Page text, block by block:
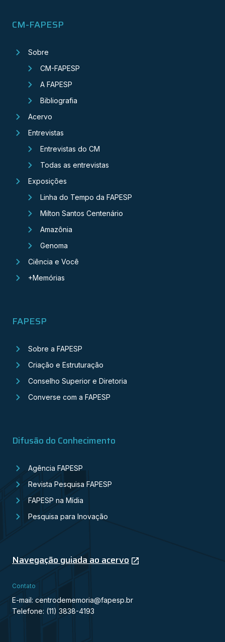
CM-FAPESP
Sobre
CM-FAPESP
A FAPESP
Bibliografia
Acervo
Entrevistas
Entrevistas do CM
Todas as entrevistas
Exposições
Linha do Tempo da FAPESP
Milton Santos Centenário
Amazônia
Genoma
Ciência e Você
+Memórias
FAPESP
Sobre a FAPESP
Criação e Estruturação
Conselho Superior e Diretoria
Converse com a FAPESP
Difusão do Conhecimento
Agência FAPESP
Revista Pesquisa FAPESP
FAPESP na Mídia
Pesquisa para Inovação
Navegação guiada ao acervo
Contato
E-mail: centrodememoria@fapesp.br
Telefone: (11) 3838-4193